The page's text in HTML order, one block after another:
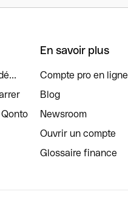
En savoir plus
Compte pro en ligne
Blog
Newsroom
Ouvrir un compte
Glossaire finance